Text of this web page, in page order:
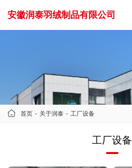
安徽润泰羽绒制品有限公司
首页 - 关于润泰 - 工厂设备
工厂设备